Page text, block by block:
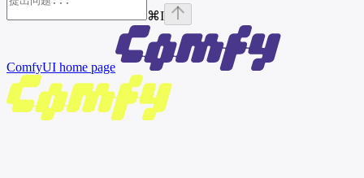
⌘I
ComfyUI home page